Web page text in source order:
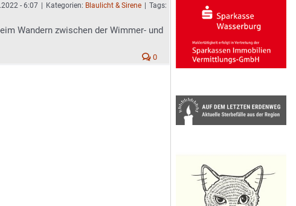
- 6:07 Kategorien: Blaulicht & Sirene
Tags:
Wandern zwischen der Wimmer- und
0